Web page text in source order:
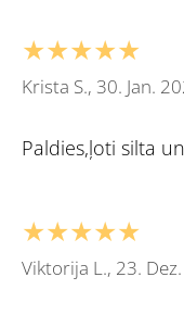
★★★★★
Krista S., 30. Jan.
Paldies,ļoti silta
★★★★★
Viktorija L., 23.